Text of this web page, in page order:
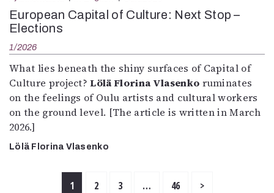
European Capital of Culture: Next Stop –
Elections
1/2026
What lies beneath the shiny surfaces of Capital of
Culture project?Lölä Florina Vlasenko ruminates
on the feelings of Oulu artists and cultural workers
on the ground level. [The article is written in March
2026.]
Lölä Florina Vlasenko
1 2 3 … 46 >